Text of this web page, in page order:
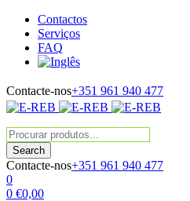
Contactos
Serviços
FAQ
Contacte-nos+351 961 940 477
Contacte-nos+351 961 940 477
0
0 €0,00